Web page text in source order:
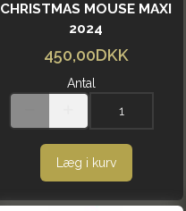
CHRISTMAS MOUSE MAXI
2024
450,00DKK
Antal
Læg i kurv